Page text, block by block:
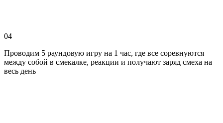
04
Проводим 5 раундовую игру на 1 час, где все соревнуются
между собой в смекалке, реакции и получают заряд смеха на
весь день